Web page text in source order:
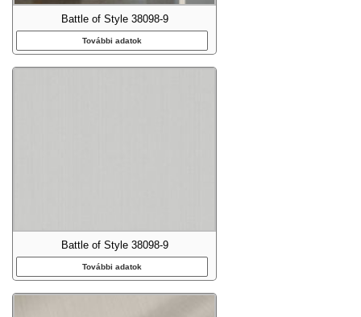
Battle of Style 38098-9
További adatok
Battle of Style 38098-9
További adatok